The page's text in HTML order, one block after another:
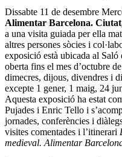
Dissabte 11 de desembre
Alimentar Barcelona.
a una visita guiada per ella
altres persones sòcies i
exposició està ubicada al
oberta fins el mes d’octubre
dimecres, dijous, divendres i
excepte 1 gener, 1 maig, 24
Aquesta exposició ha estat
Pujades i Enric Tello i
jornades, conferències i
visites comentades i l’itinerari
medieval. Alimentar